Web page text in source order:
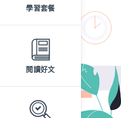
學習套餐
閱讀好文